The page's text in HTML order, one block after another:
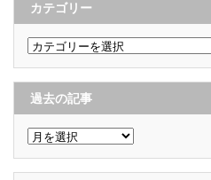
カテゴリー
カ
テ
ゴ
リ
ー
過去の記事
過
去
の
記